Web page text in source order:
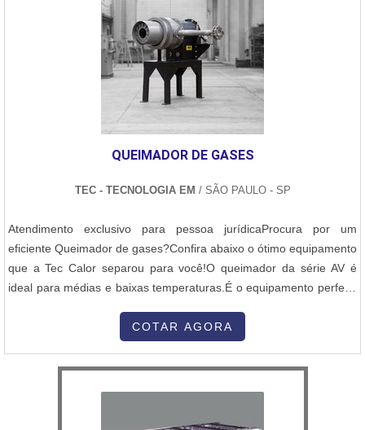
QUEIMADOR DE GASES
TEC - TECNOLOGIA EM / SÃO PAULO - SP
Atendimento exclusivo para pessoa jurídicaProcura por um
eficiente Queimador de gases?Confira abaixo o ótimo equipamento
que a Tec Calor separou para você!O queimador da série AV é
ideal para médias e baixas temperaturas.É o equipamento perfeito
água, aquecedores de fluido térmico, fornos industriais, estufas,
secadores industriais, entre outros. A série AV de queimadores d...
COTAR AGORA